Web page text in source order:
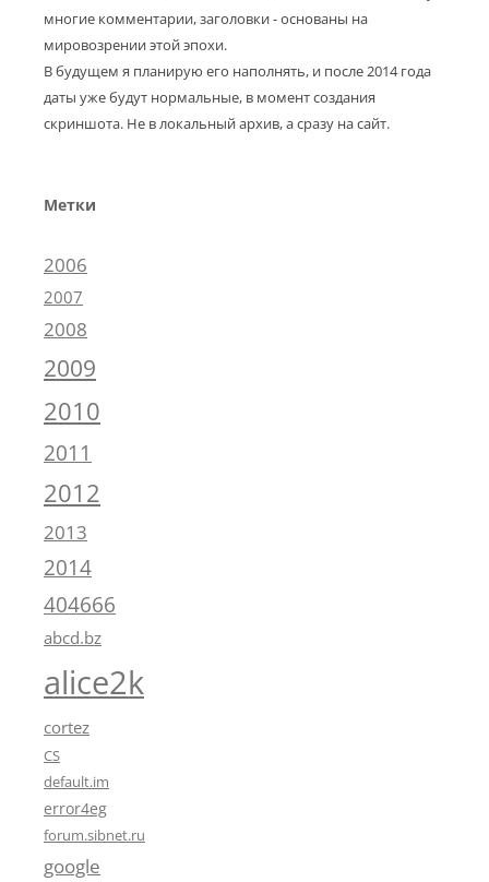
многие комментарии, заголовки - основаны на
мировозрении этой эпохи.
В будущем я планирую его наполнять, и после 2014 года
даты уже будут нормальные, в момент создания
скриншота. Не в локальный архив, а сразу на сайт.
Метки
2006
2007
2008
2009
2010
2011
2012
2013
2014
404666
abcd.bz
alice2k
cortez
CS
default.im
error4eg
forum.sibnet.ru
google